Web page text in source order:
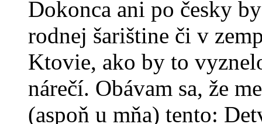
Dokonca ani po česky
rodnej šarištine či v
Ktovie, ako by to
nárečí. Obávam sa, že
(aspoň u mňa) tento: